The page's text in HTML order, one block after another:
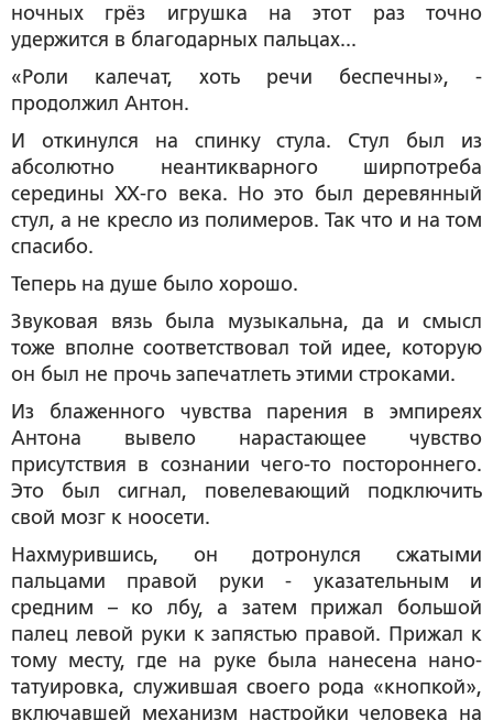
ночных грёз игрушка на этот раз точно
удержится в благодарных пальцах...
«Роли калечат, хоть речи беспечны», -
продолжил Антон.
И откинулся на спинку стула. Стул был из
абсолютно неантикварного ширпотреба
середины ХХ-го века. Но это был деревянный
стул, а не кресло из полимеров. Так что и на том
спасибо.
Теперь на душе было хорошо.
Звуковая вязь была музыкальна, да и смысл
тоже вполне соответствовал той идее, которую
он был не прочь запечатлеть этими строками.
Из блаженного чувства парения в эмпиреях
Антона вывело нарастающее чувство
присутствия в сознании чего-то постороннего.
Это был сигнал, повелевающий подключить
свой мозг к ноосети.
Нахмурившись, он дотронулся сжатыми
пальцами правой руки - указательным и
средним – ко лбу, а затем прижал большой
палец левой руки к запястью правой. Прижал к
тому месту, где на руке была нанесена нано-
татуировка, служившая своего рода «кнопкой»,
включавшей механизм настройки человека на